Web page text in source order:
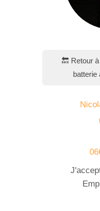
🔙 Retour
batterie